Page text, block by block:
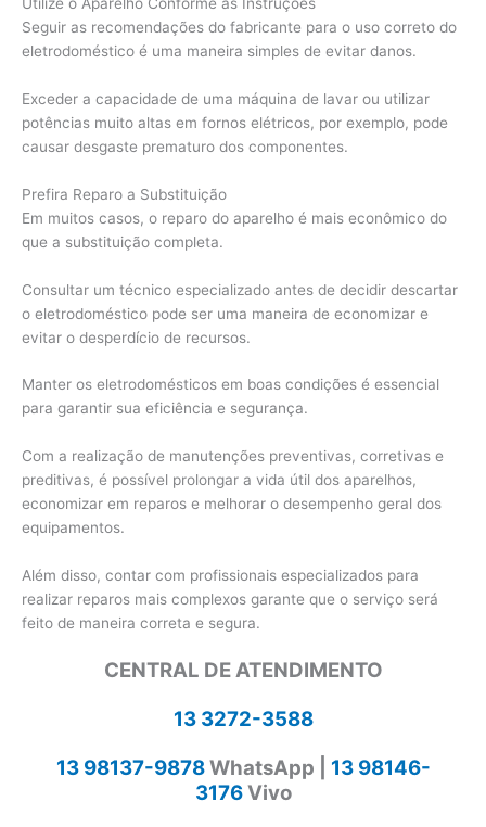
Seguir as recomendações do fabricante para o uso correto do
eletrodoméstico é uma maneira simples de evitar danos.
Exceder a capacidade de uma máquina de lavar ou utilizar
potências muito altas em fornos elétricos, por exemplo, pode
causar desgaste prematuro dos componentes.
Prefira Reparo a Substituição
Em muitos casos, o reparo do aparelho é mais econômico do
que a substituição completa.
Consultar um técnico especializado antes de decidir descartar
o eletrodoméstico pode ser uma maneira de economizar e
evitar o desperdício de recursos.
Manter os eletrodomésticos em boas condições é essencial
para garantir sua eficiência e segurança.
Com a realização de manutenções preventivas, corretivas e
preditivas, é possível prolongar a vida útil dos aparelhos,
economizar em reparos e melhorar o desempenho geral dos
equipamentos.
Além disso, contar com profissionais especializados para
realizar reparos mais complexos garante que o serviço será
feito de maneira correta e segura.
CENTRAL DE ATENDIMENTO
13 3272-3588
13 98137-9878WhatsApp | 13 98146-
3176Vivo